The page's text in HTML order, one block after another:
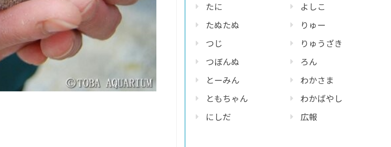
たに
たぬたぬ
つじ
つぼんぬ
とーみん
ともちゃん
にしだ
よしこ
りゅー
りゅうざき
ろん
わかさま
わかばやし
広報